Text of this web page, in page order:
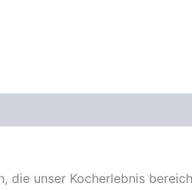
unser Kocherlebnis